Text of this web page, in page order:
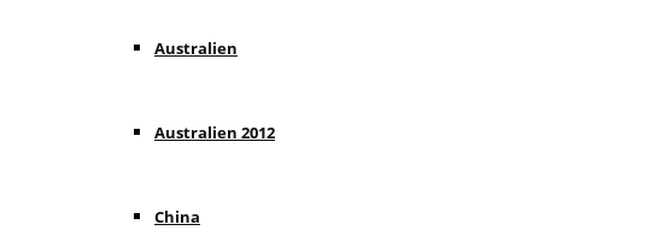
Australien
Australien 2012
China